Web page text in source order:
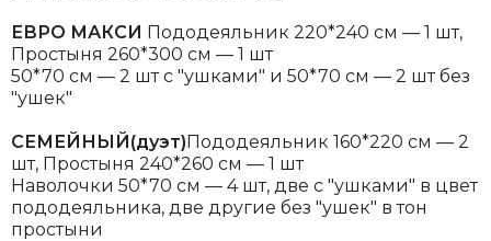
ЕВРО МАКСИ Пододеяльник 220*240 см — 1 шт,
Простыня 260*300 см — 1 шт
50*70 см — 2 шт с "ушками" и 50*70 см — 2 шт без
"ушек"
СЕМЕЙНЫЙ(дуэт)Пододеяльник 160*220 см — 2
шт, Простыня 240*260 см — 1 шт
Наволочки 50*70 см — 4 шт, две с "ушками" в цвет
пододеяльника, две другие без "ушек" в тон
простыни